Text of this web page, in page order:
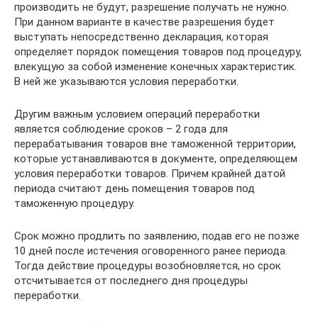
производить не будут, разрешение получать не нужно.
При данном варианте в качестве разрешения будет
выступать непосредственно декларация, которая
определяет порядок помещения товаров под процедуру,
влекущую за собой изменение конечных характеристик.
В ней же указываются условия переработки.
Другим важным условием операций переработки
является соблюдение сроков – 2 года для
перерабатывания товаров вне таможенной территории,
которые устанавливаются в документе, определяющем
условия переработки товаров. Причем крайней датой
периода считают день помещения товаров под
таможенную процедуру.
Срок можно продлить по заявлению, подав его не позже
10 дней после истечения оговоренного ранее периода.
Тогда действие процедуры возобновляется, но срок
отсчитывается от последнего дня процедуры
переработки.